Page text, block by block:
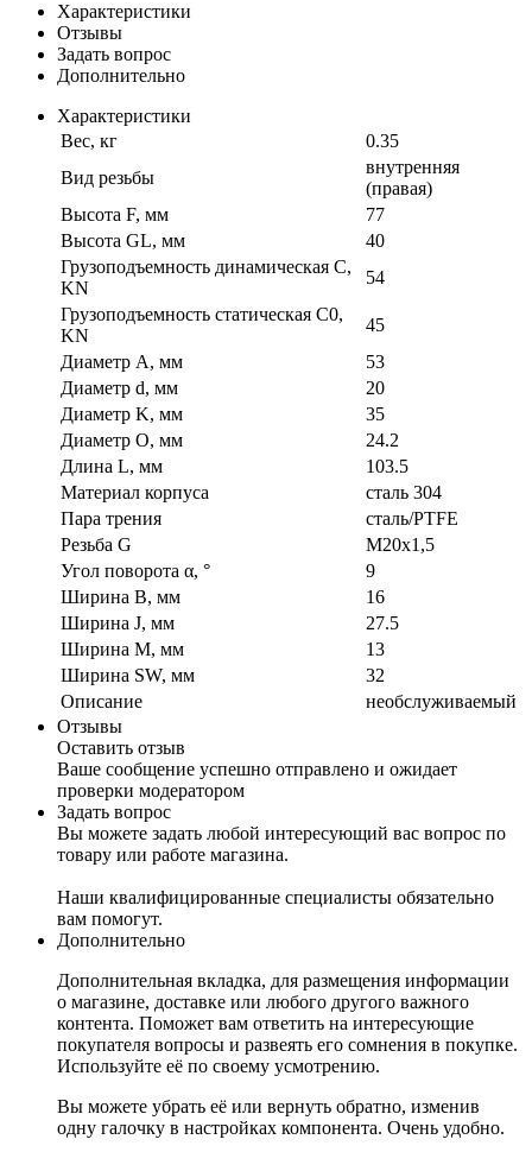
Характеристики
Отзывы
Задать вопрос
Дополнительно
Характеристики
Вес, кг
0.35
Вид резьбы
внутренняя
(правая)
Высота F, мм
77
Высота GL, мм
40
Грузоподъемность динамическая C,
KN
54
Грузоподъемность статическая C0,
KN
45
Диаметр A, мм
53
Диаметр d, мм
20
Диаметр K, мм
35
Диаметр O, мм
24.2
Длина L, мм
103.5
Материал корпуса
сталь 304
Пара трения
сталь/PTFE
Резьба G
M20x1,5
Угол поворота α, °
9
Ширина B, мм
16
Ширина J, мм
27.5
Ширина M, мм
13
Ширина SW, мм
32
Описание
необслуживаемый
Отзывы
Оставить отзыв
Ваше сообщение успешно отправлено и ожидает
проверки модератором
Задать вопрос
Вы можете задать любой интересующий вас вопрос по
товару или работе магазина.
Наши квалифицированные специалисты обязательно
вам помогут.
Дополнительно
Дополнительная вкладка, для размещения информации
о магазине, доставке или любого другого важного
контента. Поможет вам ответить на интересующие
покупателя вопросы и развеять его сомнения в покупке.
Используйте её по своему усмотрению.
Вы можете убрать её или вернуть обратно, изменив
одну галочку в настройках компонента. Очень удобно.